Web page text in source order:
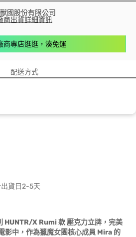
國股份有限公司
商出貨詳細資訊
商專店逛逛，湊免運
配送方式
貨日2-5天
HUNTR/X Rumi 款 壓克力立牌，完美
影中，作為獵魔女團核心成員 Mira 的